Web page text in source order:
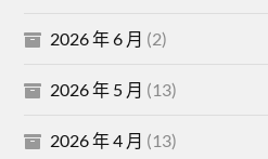
2026 年 6 月 (2)
2026 年 5 月 (13)
2026 年 4 月 (13)